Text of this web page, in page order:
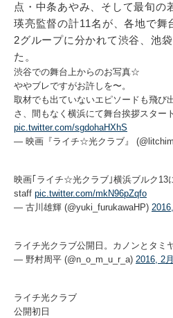
点・中条あやみ、そして最旬の
瑛亮監督の計11名が、各地で舞
2グループに分かれて渋谷、池
た。
渋谷での舞台上からのお写真☆
ややブレですがお許しを〜。
取材でも出ていないエピソードも飛び
さ、間もなく横浜にて舞台挨拶スター
pic.twitter.com/sgdohaHXhS
— 映画『ライチ☆光クラブ』
映画｢ライチ☆光クラブ｣横浜ブルク13
staff pic.twitter.com/mkN96pZqfo
— 古川雄輝 (@yuki_furukawaHP)
ライチ光クラブ公開日。カノンとタミ
— 野村周平 (@n_o_m_u_r_a) 2016, 2
ライチ光クラブ
公開初日